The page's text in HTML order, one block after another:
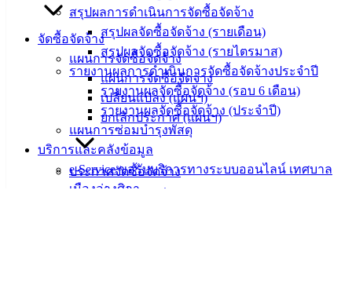
สรุปผลการดำเนินการจัดซื้อจัดจ้าง
สรุปผลจัดซื้อจัดจ้าง (รายเดือน)
สรุปผลจัดซื้อจัดจ้าง (รายไตรมาส)
รายงานผลการดำเนินการจัดซื้อจัดจ้างประจำปี
รายงานผลจัดซื้อจัดจ้าง (รอบ 6 เดือน)
รายงานผลจัดซื้อจัดจ้าง (ประจำปี)
แผนการซ่อมบำรุงพัสดุ
บริการและคลังข้อมูล
e-Service ขอรับบริการทางระบบออนไลน์ เทศบาล
เมืองอ่างศิลา
จัดซื้อจัดจ้าง
แผนการจัดซื้อจัดจ้าง
แผนการจัดซื้อจัดจ้าง
เปลี่ยนแปลง (แผนฯ)
ยกเลิกประกาศ (แผนฯ)
ประกาศจัดซื้อจัดจ้าง
ร่างประกาศ
สายตรง
นายก
ประวัติ
เทศบาล
หัวหน้า
ส่วน
ราชการ